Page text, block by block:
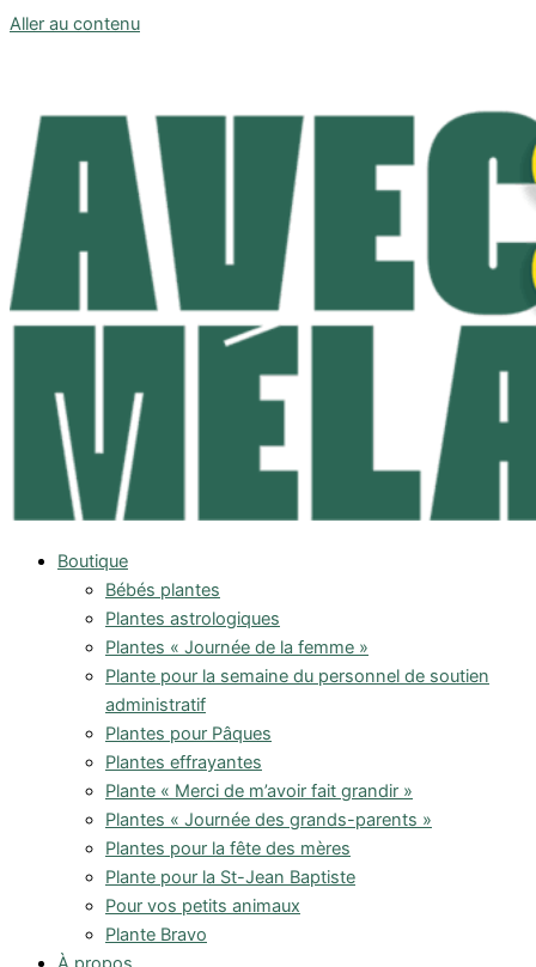
Aller au contenu
Boutique
Bébés plantes
Plantes astrologiques
Plantes « Journée de la femme »
Plante pour la semaine du personnel de soutien
administratif
Plantes pour Pâques
Plantes effrayantes
Plante « Merci de m’avoir fait grandir »
Plantes « Journée des grands-parents »
Plantes pour la fête des mères
Plante pour la St-Jean Baptiste
Pour vos petits animaux
Plante Bravo